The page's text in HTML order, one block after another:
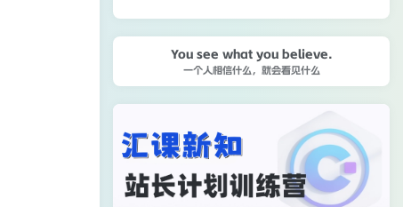
You see what you believe.
一个人相信什么，就会看见什么